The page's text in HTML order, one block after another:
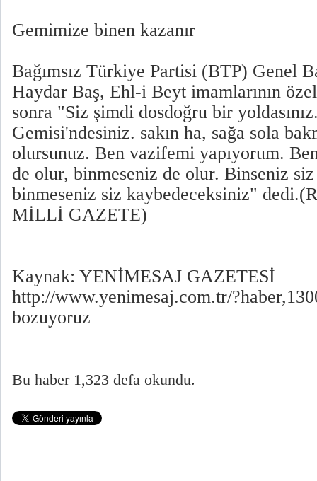
Gemimize binen kazanır
Bağımsız Türkiye Partisi (BTP) Genel
Haydar Baş, Ehl-i Beyt imamlarının
sonra "Siz şimdi dosdoğru bir
Gemisi'ndesiniz. sakın ha, sağa sola
olursunuz. Ben vazifemi yapıyorum.
de olur, binmeseniz de olur. Binseniz siz
binmeseniz siz kaybedeceksiniz"
MİLLİ GAZETE)
Kaynak: YENİMESAJ GAZETESİ
http://www.yenimesaj.com.tr/
bozuyoruz
Bu haber 1,323 defa okundu.